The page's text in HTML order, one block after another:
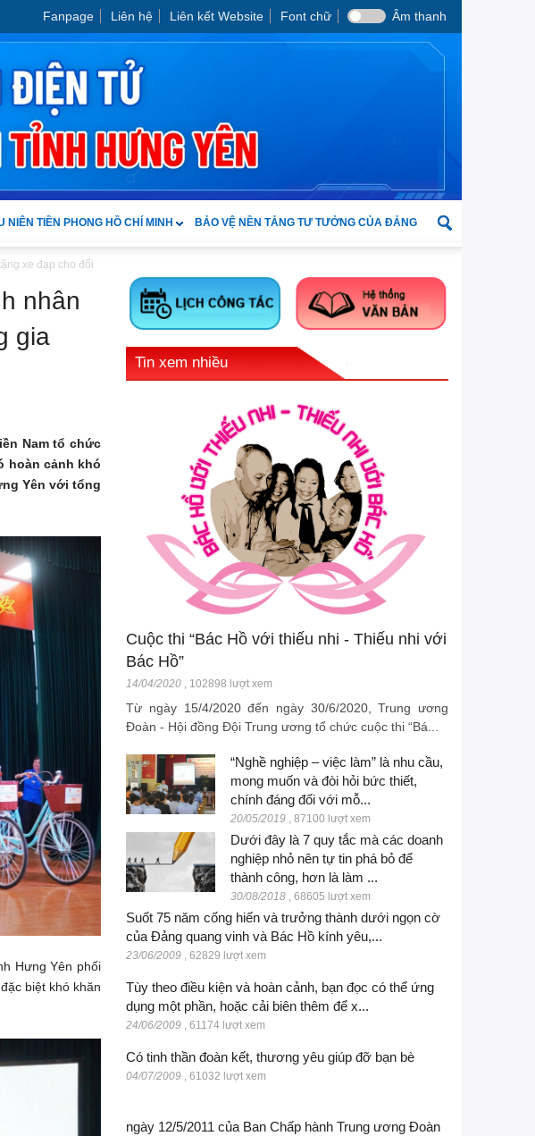
Fanpage Liên hệ Liên kết Website Font chữ Âm thanh
NIÊN TIỀN PHONG HỒ CHÍ MINH BẢO VỆ NỀN TẢNG TƯ TƯỞNG CỦA ĐẢNG
xe đạp cho đối
nhân
gia
Nam tổ chức
hoàn cảnh khó
Yên với tổng
Hưng Yên phối
biệt khó khăn
Tin xem nhiều
Cuộc thi “Bác Hồ với thiếu nhi - Thiếu nhi với
Bác Hồ”
14/04/2020 , 102898 lượt xem
Từ ngày 15/4/2020 đến ngày 30/6/2020, Trung ương
Đoàn - Hội đồng Đội Trung ương tổ chức cuộc thi “Bá...
“Nghề nghiệp – việc làm” là nhu cầu,
mong muốn và đòi hỏi bức thiết,
chính đáng đối với mỗ...
20/05/2019 ,87100 lượt xem
Dưới đây là 7 quy tắc mà các doanh
nghiệp nhỏ nên tự tin phá bỏ để
thành công, hơn là làm ...
30/08/2018 ,68605 lượt xem
Suốt 75 năm cống hiến và trưởng thành dưới ngọn cờ
của Đảng quang vinh và Bác Hồ kính yêu,...
23/06/2009 ,62829 lượt xem
Tùy theo điều kiện và hoàn cảnh, bạn đọc có thể ứng
dụng một phần, hoặc cải biên thêm để x...
24/06/2009 ,61174 lượt xem
Có tinh thần đoàn kết, thương yêu giúp đỡ bạn bè
04/07/2009 ,61032 lượt xem
ngày 12/5/2011 của Ban Chấp hành Trung ương Đoàn